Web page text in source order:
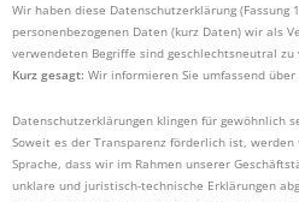
Wir haben diese Datenschutzerklärung
personenbezogenen Daten (kurz Daten) wir als
verwendeten Begriffe sind geschlechtsneutral zu
Kurz gesagt: Wir informieren Sie umfassend
Datenschutzerklärungen klingen für gewöhnlich
Soweit es der Transparenz förderlich ist, werden
Sprache, dass wir im Rahmen unserer
unklare und juristisch-technische Erklärungen